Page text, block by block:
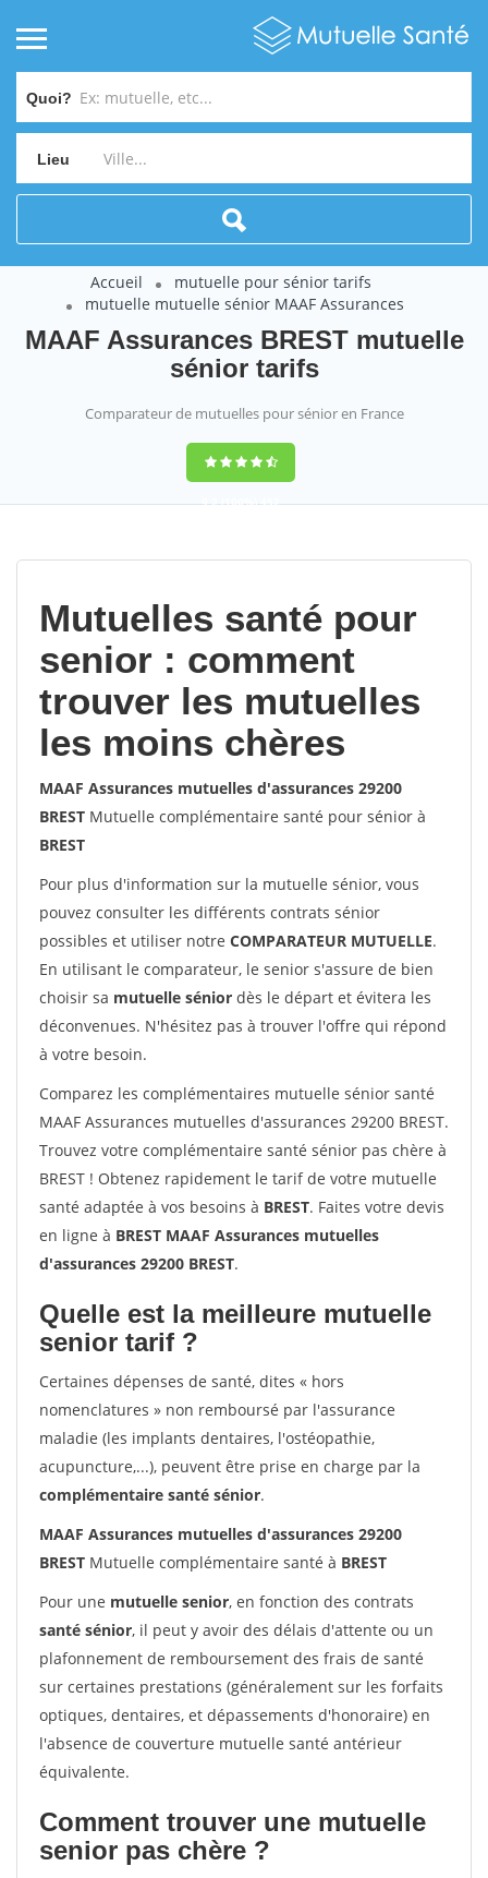
Quoi?
Lieu
Accueil
mutuelle pour sénior tarifs
mutuelle mutuelle sénior MAAF Assurances
MAAF Assurances BREST mutuelle
sénior tarifs
Comparateur de mutuelles pour sénior en France
9,2(100%)452
Mutuelles santé pour
senior : comment
trouver les mutuelles
les moins chères
MAAF Assurances mutuelles d'assurances 29200
BREST Mutuelle complémentaire santé pour sénior à
BREST
Pour plus d'information sur la mutuelle sénior, vous
pouvez consulter les différents contrats sénior
possibles et utiliser notre COMPARATEUR MUTUELLE.
En utilisant le comparateur, le senior s'assure de bien
choisir sa mutuelle sénior dès le départ et évitera les
déconvenues. N'hésitez pas à trouver l'offre qui répond
à votre besoin.
Comparez les complémentaires mutuelle sénior santé
MAAF Assurances mutuelles d'assurances 29200 BREST.
Trouvez votre complémentaire santé sénior pas chère à
BREST ! Obtenez rapidement le tarif de votre mutuelle
santé adaptée à vos besoins à BREST. Faites votre devis
en ligne à BREST MAAF Assurances mutuelles
d'assurances 29200 BREST.
Quelle est la meilleure mutuelle
senior tarif ?
Certaines dépenses de santé, dites « hors
nomenclatures » non remboursé par l'assurance
maladie (les implants dentaires, l'ostéopathie,
acupuncture,...), peuvent être prise en charge par la
complémentaire santé sénior.
MAAF Assurances mutuelles d'assurances 29200
BREST Mutuelle complémentaire santé à BREST
Pour une mutuelle senior, en fonction des contrats
santé sénior, il peut y avoir des délais d'attente ou un
plafonnement de remboursement des frais de santé
sur certaines prestations (généralement sur les forfaits
optiques, dentaires, et dépassements d'honoraire) en
l'absence de couverture mutuelle santé antérieur
équivalente.
Comment trouver une mutuelle
senior pas chère ?